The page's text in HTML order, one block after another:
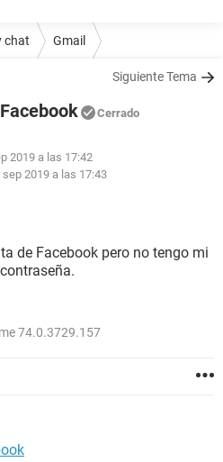
chat Gmail
Siguiente Tema
Cerrado
2019 a las 17:42
sep 2019 a las 17:43
de Facebook pero no tengo mi
74.0.3729.157